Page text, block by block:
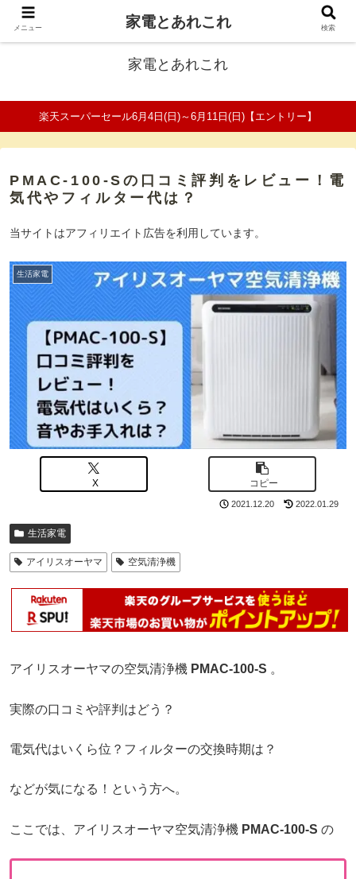
ファミリーの家電口コミ＆比較サイト
家電とあれこれ
楽天スーパーセール6月4日(日)～6月11日(日)【エントリー】
PMAC-100-Sの口コミ評判をレビュー！電
気代やフィルター代は？
当サイトはアフィリエイト広告を利用しています。
生活家電
X コピー
2021.12.20 2022.01.29
生活家電
アイリスオーヤマ 空気清浄機
アイリスオーヤマの空気清浄機 PMAC-100-S 。
実際の口コミや評判はどう？
電気代はいくら位？フィルターの交換時期は？
などが気になる！という方へ。
ここでは、アイリスオーヤマ空気清浄機 PMAC-100-S の
メニュー 家電とあれこれ 検索